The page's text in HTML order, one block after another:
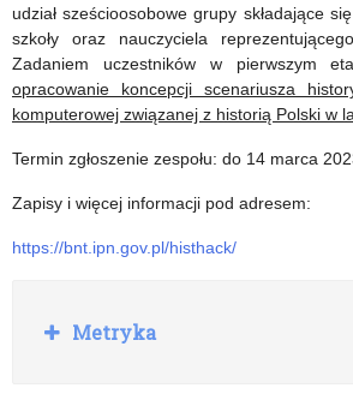
udział sześcioosobowe grupy składające
szkoły oraz nauczyciela
Zadaniem uczestników w pierwszym
opracowanie koncepcji scenariusza
komputerowej związanej z historią Polski w
Termin zgłoszenie zespołu: do 14 marca
Zapisy i więcej informacji pod adresem:
https://bnt.ipn.gov.pl/histhack/
Literackiej
Lipa
2023
XX
w.
„W
muzyka”
R
o
Metryka